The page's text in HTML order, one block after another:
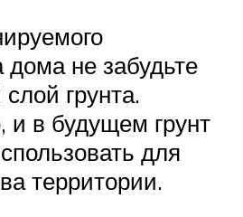
дома не забудьте
грунта.
и в будущем грунт
для
территории.